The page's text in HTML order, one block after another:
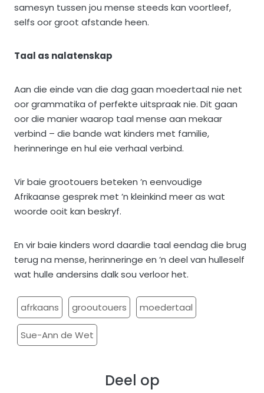
samesyn tussen jou mense steeds kan voortleef,
selfs oor groot afstande heen.
Taal as nalatenskap
Aan die einde van die dag gaan moedertaal nie net
oor grammatika of perfekte uitspraak nie. Dit gaan
oor die manier waarop taal mense aan mekaar
verbind – die bande wat kinders met familie,
herinneringe en hul eie verhaal verbind.
Vir baie grootouers beteken ’n eenvoudige
Afrikaanse gesprek met ’n kleinkind meer as wat
woorde ooit kan beskryf.
En vir baie kinders word daardie taal eendag die brug
terug na mense, herinneringe en ’n deel van hulleself
wat hulle andersins dalk sou verloor het.
afrkaans grooutouers moedertaal
Sue-Ann de Wet
Deel op